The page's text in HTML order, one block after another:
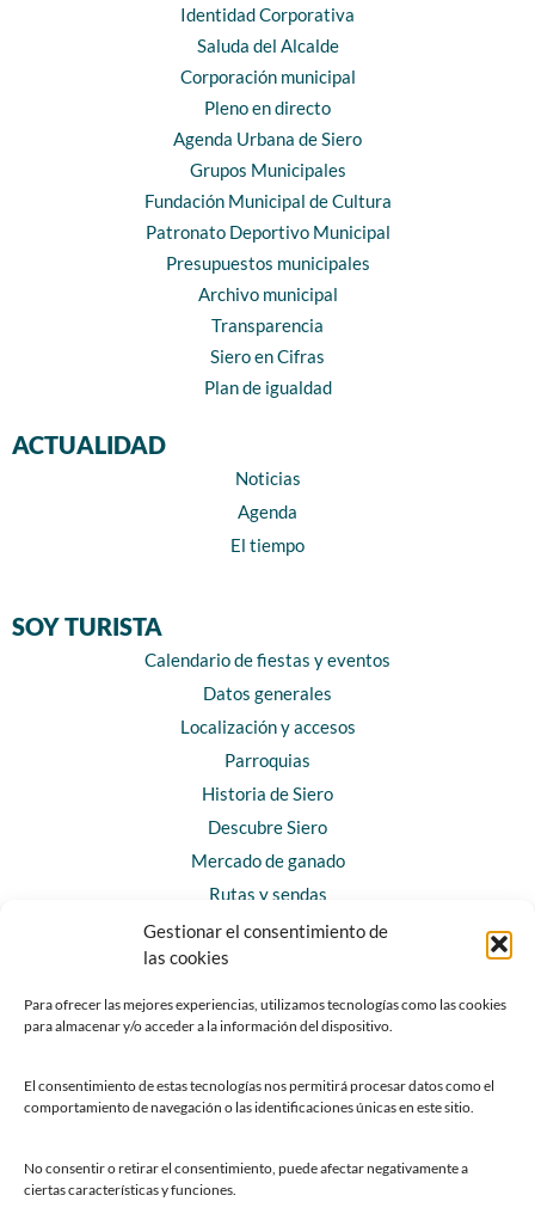
Gestionar el consentimiento de
las cookies
Para ofrecer las mejores experiencias, utilizamos tecnologías como las cookies
para almacenar y/o acceder a la información del dispositivo.
El consentimiento de estas tecnologías nos permitirá procesar datos como el
comportamiento de navegación o las identificaciones únicas en este sitio.
No consentir o retirar el consentimiento, puede afectar negativamente a
ciertas características y funciones.
Identidad Corporativa
Saluda del Alcalde
Corporación municipal
Pleno en directo
Agenda Urbana de Siero
Grupos Municipales
Fundación Municipal de Cultura
Patronato Deportivo Municipal
Presupuestos municipales
Archivo municipal
Transparencia
Siero en Cifras
Plan de igualdad
ACTUALIDAD
Noticias
Agenda
El tiempo
SOY TURISTA
Calendario de fiestas y eventos
Datos generales
Localización y accesos
Parroquias
Historia de Siero
Descubre Siero
Mercado de ganado
Rutas y sendas
Horarios y contacto
Teléfonos de interés
Chatbot Siero
SEDES ELECTRÓNICAS
Sede del Ayuntamiento de Siero